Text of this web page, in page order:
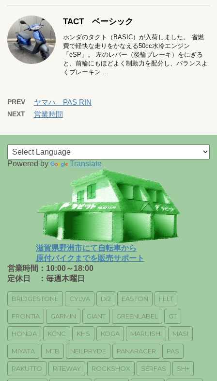
TACT ベーシック
ホンダのタクト（BASIC）が入荷しました。 省燃
費で軽快な走りをかなえる50cc水冷エンジン
「eSP」。 左のレバー（後輪ブレーキ）をにぎる
と、前輪にもほどよく制動力を配分し、バランスよ
くブレーキン ...
PREV ヤマハ PAS RIN
NEXT 営業時間
Powered by Translate
滋賀県野洲市にて自転車から
原付バイクまでを販売サポート
営業時間：10:00～18:00
定休日 ：毎週木曜日
BRIDGESTONE CYLVA Di2 EASTON FELT
FRONTIA GARMIN GIANT GREENLABEL GT
HONDA KCNC KHS KOGA MARUISHI MASI
MIYATA MTB NEILPRYDE PANARACER PAS
RAKUTTO RITEWAY ROCKSHOX SERFAS SH+